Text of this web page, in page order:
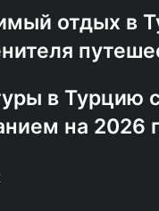
отдых в
в Турцию
на 2026